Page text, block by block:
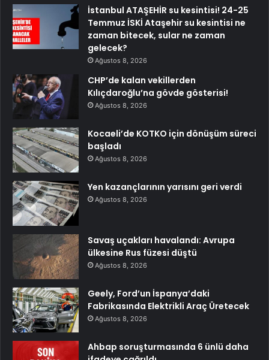
İstanbul ATAŞEHİR su kesintisi! 24-25
Temmuz İSKİ Ataşehir su kesintisi ne
zaman bitecek, sular ne zaman
gelecek?
Ağustos 8, 2026
CHP’de kalan vekillerden
Kılıçdaroğlu’na gövde gösterisi!
Ağustos 8, 2026
Kocaeli’de KOTKO için dönüşüm süreci
başladı
Ağustos 8, 2026
Yen kazançlarının yarısını geri verdi
Ağustos 8, 2026
Savaş uçakları havalandı: Avrupa
ülkesine Rus füzesi düştü
Ağustos 8, 2026
Geely, Ford’un İspanya’daki
Fabrikasında Elektrikli Araç Üretecek
Ağustos 8, 2026
Ahbap soruşturmasında 6 ünlü daha